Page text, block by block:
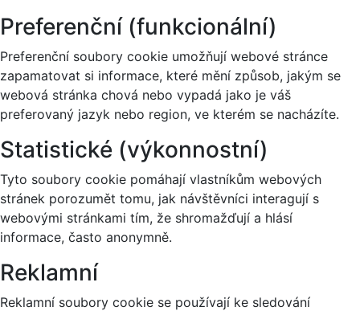
Preferenční (funkcionální)
Preferenční soubory cookie umožňují webové stránce
zapamatovat si informace, které mění způsob, jakým se
webová stránka chová nebo vypadá jako je váš
preferovaný jazyk nebo region, ve kterém se nacházíte.
Statistické (výkonnostní)
Tyto soubory cookie pomáhají vlastníkům webových
stránek porozumět tomu, jak návštěvníci interagují s
webovými stránkami tím, že shromažďují a hlásí
informace, často anonymně.
Reklamní
Reklamní soubory cookie se používají ke sledování